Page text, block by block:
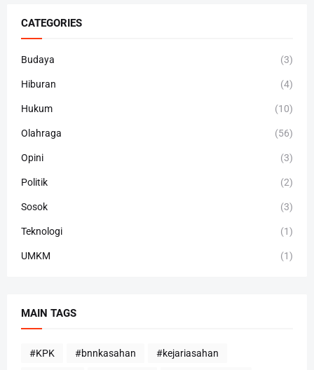
CATEGORIES
Budaya (3)
Hiburan (4)
Hukum (10)
Olahraga (56)
Opini (3)
Politik (2)
Sosok (3)
Teknologi (1)
UMKM (1)
MAIN TAGS
#KPK #bnnkasahan #kejariasahan